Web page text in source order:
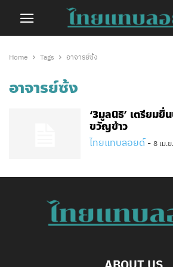
Home Tags อาจารย์ซ้ง
อาจารย์ซ้ง
‘3มูลนิธิ’ เตรียม
ขวัญข้าว
ไทยแทบลอยด์ - 8 เม.